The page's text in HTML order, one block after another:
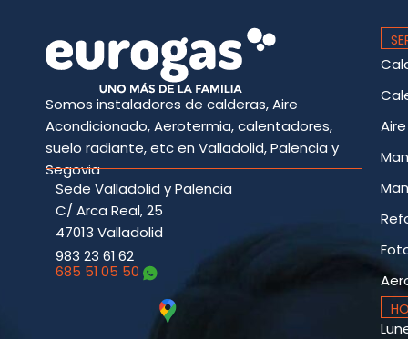
Somos instaladores de calderas, Aire
Acondicionado, Aerotermia, calentadores,
suelo radiante, etc en Valladolid, Palencia y
Segovia
Sede Valladolid y Palencia
C/ Arca Real, 25
47013 Valladolid
983 23 61 62
685 51 05 50